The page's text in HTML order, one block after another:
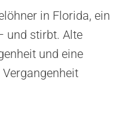
in Florida, ein
und stirbt. Alte
und eine